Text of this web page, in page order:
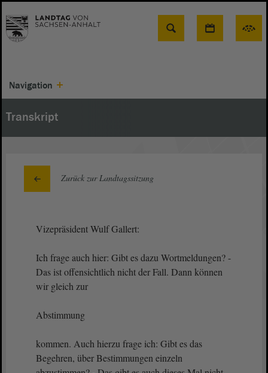
Suche
Navigation
Transkript
Zurück zur Landtagssitzung
Vizepräsident Wulf Gallert:
Ich frage auch hier: Gibt es dazu Wortmeldungen? -
Das ist offensichtlich nicht der Fall. Dann können
wir gleich zur
Abstimmung
kommen. Auch hierzu frage ich: Gibt es das
Begehren, über Bestimmungen einzeln